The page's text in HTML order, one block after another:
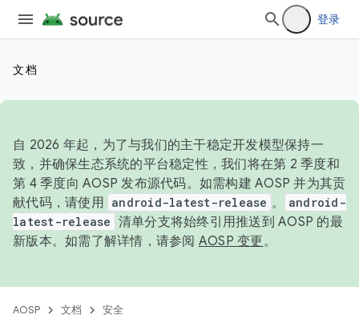
登录
文档
自 2026 年起，为了与我们的主干稳定开发模型保持一
致，并确保生态系统的平台稳定性，我们将在第 2 季度和
第 4 季度向 AOSP 发布源代码。如需构建 AOSP 并为其贡
献代码，请使用 android-latest-release 。
android-
latest-release 清单分支将始终引用推送到 AOSP 的最
新版本。如需了解详情，请参阅 AOSP 变更。
AOSP 文档 安全